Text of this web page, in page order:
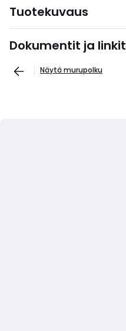
Tuotekuvaus
Dokumentit ja linkit
Näytä murupolku